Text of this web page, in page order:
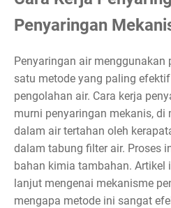
Penyaringan
Penyaringan air
satu metode yang paling
pengolahan air. Cara kerja
murni penyaringan mekanis, di
dalam air tertahan oleh
dalam tabung filter air. Proses
bahan kimia tambahan. Artikel
lanjut mengenai mekanisme
mengapa metode ini sangat